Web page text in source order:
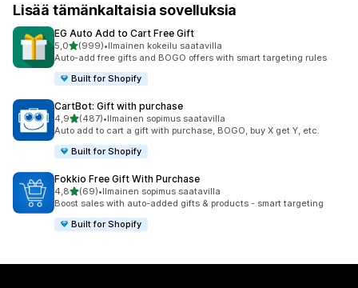
Lisää tämänkaltaisia sovelluksia
EG Auto Add to Cart Free Gift
5,0/ 5 tähteä
(999)
999 arvostelua yhteensä
•Ilmainen kokeilu saatavilla
Auto-add free gifts and BOGO offers with smart targeting rules
Built for Shopify
CartBot: Gift with purchase
4,9/ 5 tähteä
(487)
487 arvostelua yhteensä
•Ilmainen sopimus saatavilla
Auto add to cart a gift with purchase, BOGO, buy X get Y, etc.
Built for Shopify
Fokkio Free Gift With Purchase
4,8/ 5 tähteä
(69)
69 arvostelua yhteensä
•Ilmainen sopimus saatavilla
Boost sales with auto-added gifts & products - smart targeting
Built for Shopify